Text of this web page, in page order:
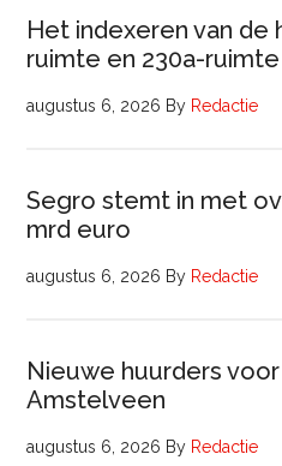
Het indexeren van de
ruimte en 230a-ruimte
augustus 6, 2026 By Redactie
Segro stemt in met
mrd euro
augustus 6, 2026 By Redactie
Nieuwe huurders
Amstelveen
augustus 6, 2026 By Redactie